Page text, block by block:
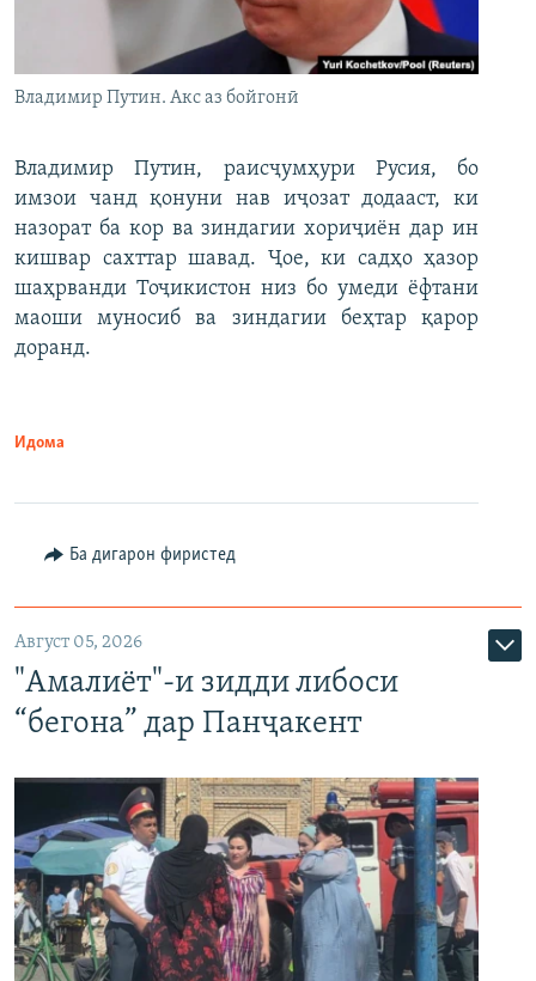
Владимир Путин. Акс аз бойгонӣ
Владимир Путин, раисҷумҳури Русия, бо
имзои чанд қонуни нав иҷозат додааст, ки
назорат ба кор ва зиндагии хориҷиён дар ин
кишвар сахттар шавад. Ҷое, ки садҳо ҳазор
шаҳрванди Тоҷикистон низ бо умеди ёфтани
маоши муносиб ва зиндагии беҳтар қарор
доранд.
Идома
Ба дигарон фиристед
Август 05, 2026
"Амалиёт"-и зидди либоси
“бегона” дар Панҷакент